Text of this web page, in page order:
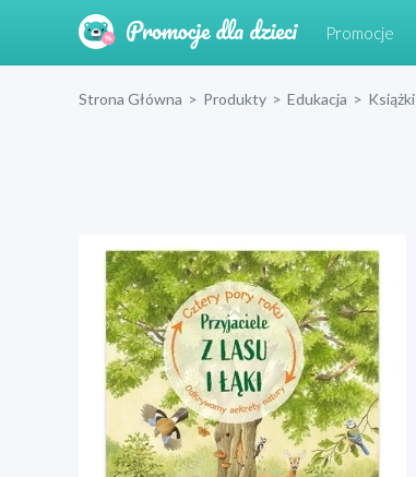
Promocje
Strona Główna > Produkty > Edukacja > Książki